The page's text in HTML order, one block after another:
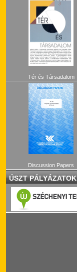
Tér és Társadalom
Discussion Papers
ÚSZT PÁLYÁZATOK